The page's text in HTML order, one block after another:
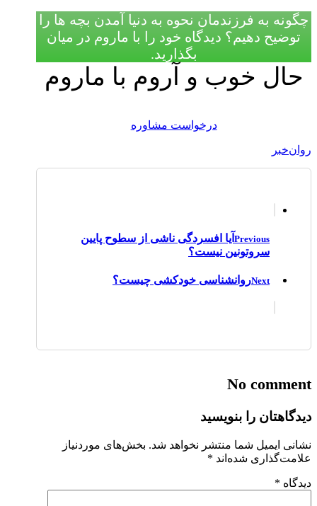
چگونه به فرزندمان نحوه به دنیا آمدن بچه ها را
توضیح دهیم؟ دیدگاه‌ خود را با ماروم در میان
بگذارید.
حال خوب و آروم با ماروم
درخواست مشاوره
روان‌خبر
Previous آیا افسردگی ناشی از سطوح پایین
سروتونین نیست؟
Nextروانشناسی خودکشی چیست؟
No comment
دیدگاهتان را بنویسید
نشانی ایمیل شما منتشر نخواهد شد. بخش‌های موردنیاز
علامت‌گذاری شده‌اند *
دیدگاه *